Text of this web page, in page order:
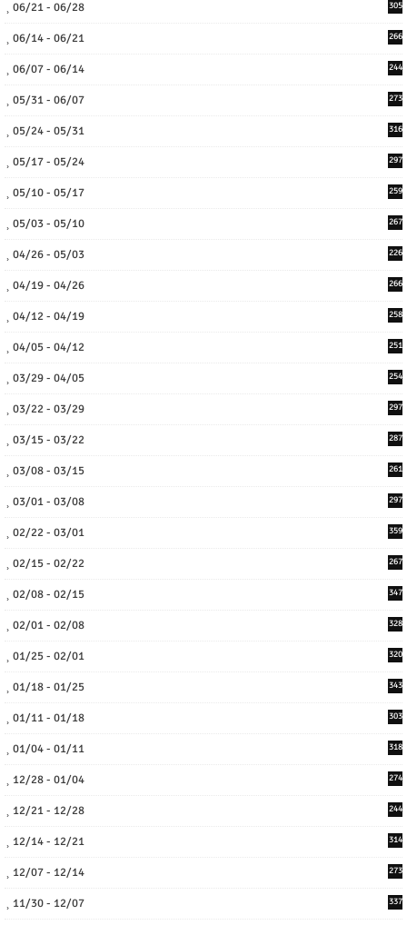
06/21 - 06/28 305
06/14 - 06/21 266
06/07 - 06/14 244
05/31 - 06/07 273
05/24 - 05/31 316
05/17 - 05/24 297
05/10 - 05/17 259
05/03 - 05/10 267
04/26 - 05/03 226
04/19 - 04/26 266
04/12 - 04/19 258
04/05 - 04/12 251
03/29 - 04/05 254
03/22 - 03/29 297
03/15 - 03/22 287
03/08 - 03/15 261
03/01 - 03/08 297
02/22 - 03/01 359
02/15 - 02/22 267
02/08 - 02/15 347
02/01 - 02/08 328
01/25 - 02/01 320
01/18 - 01/25 343
01/11 - 01/18 303
01/04 - 01/11 318
12/28 - 01/04 274
12/21 - 12/28 244
12/14 - 12/21 314
12/07 - 12/14 273
11/30 - 12/07 337